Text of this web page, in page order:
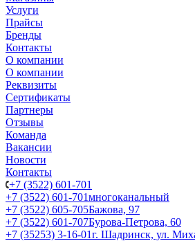
Услуги
Прайсы
Бренды
Контакты
О компании
О компании
Реквизиты
Сертификаты
Партнеры
Отзывы
Команда
Вакансии
Новости
Контакты
+7 (3522) 601-701
+7 (3522) 601-701многоканальный
+7 (3522) 605-705Бажова, 97
+7 (3522) 601-707Бурова-Петрова, 60
+7 (35253) 3-16-01г. Шадринск, ул.